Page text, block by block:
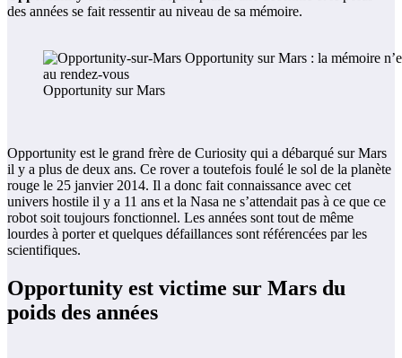
des années se fait ressentir au niveau de sa mémoire.
Opportunity sur Mars
Opportunity est le grand frère de Curiosity qui a débarqué sur Mars
il y a plus de deux ans. Ce rover a toutefois foulé le sol de la planète
rouge le 25 janvier 2014. Il a donc fait connaissance avec cet
univers hostile il y a 11 ans et la Nasa ne s’attendait pas à ce que ce
robot soit toujours fonctionnel. Les années sont tout de même
lourdes à porter et quelques défaillances sont référencées par les
scientifiques.
Opportunity est victime sur Mars du
poids des années